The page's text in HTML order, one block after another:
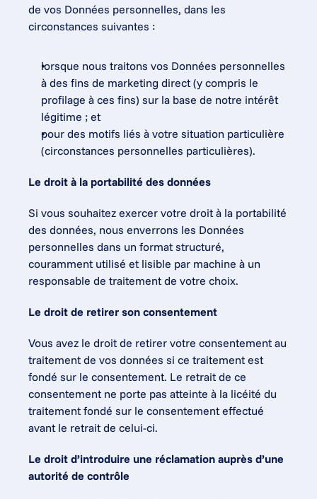
de vos Données personnelles, dans les
circonstances suivantes :
lorsque nous traitons vos Données personnelles
à des fins de marketing direct (y compris le
profilage à ces fins) sur la base de notre intérêt
légitime ; et
pour des motifs liés à votre situation particulière
(circonstances personnelles particulières).
Le droit à la portabilité des données
Si vous souhaitez exercer votre droit à la portabilité
des données, nous enverrons les Données
personnelles dans un format structuré,
couramment utilisé et lisible par machine à un
responsable de traitement de votre choix.
Le droit de retirer son consentement
Vous avez le droit de retirer votre consentement au
traitement de vos données si ce traitement est
fondé sur le consentement. Le retrait de ce
consentement ne porte pas atteinte à la licéité du
traitement fondé sur le consentement effectué
avant le retrait de celui-ci.
Le droit d’introduire une réclamation auprès d’une
autorité de contrôle